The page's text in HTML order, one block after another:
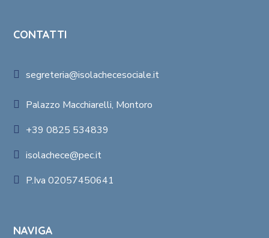
CONTATTI
segreteria@isolachecesociale.it
Palazzo Macchiarelli, Montoro
+39 0825 534839
isolachece@pec.it
P.Iva 02057450641
NAVIGA